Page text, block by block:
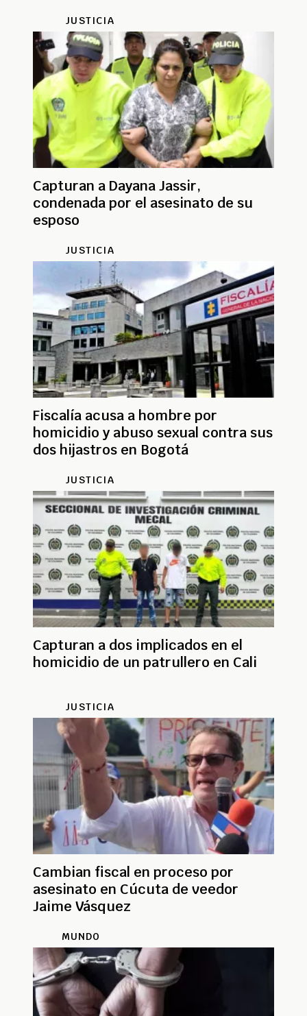
JUSTICIA
Capturan a Dayana Jassir,
condenada por el asesinato de su
esposo
JUSTICIA
Fiscalía acusa a hombre por
homicidio y abuso sexual contra sus
dos hijastros en Bogotá
JUSTICIA
Capturan a dos implicados en el
homicidio de un patrullero en Cali
JUSTICIA
Cambian fiscal en proceso por
asesinato en Cúcuta de veedor
Jaime Vásquez
MUNDO